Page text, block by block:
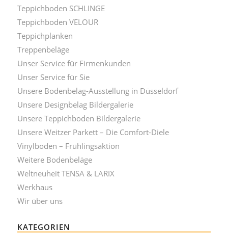
Teppichboden SCHLINGE
Teppichboden VELOUR
Teppichplanken
Treppenbeläge
Unser Service für Firmenkunden
Unser Service für Sie
Unsere Bodenbelag-Ausstellung in Düsseldorf
Unsere Designbelag Bildergalerie
Unsere Teppichboden Bildergalerie
Unsere Weitzer Parkett – Die Comfort-Diele
Vinylboden – Frühlingsaktion
Weitere Bodenbeläge
Weltneuheit TENSA & LARIX
Werkhaus
Wir über uns
KATEGORIEN